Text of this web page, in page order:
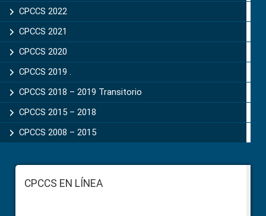
CPCCS 2022
CPCCS 2021
CPCCS 2020
CPCCS 2019 .
CPCCS 2018 – 2019 Transitorio
CPCCS 2015 – 2018
CPCCS 2008 – 2015
FooterCPCCS EN LÍNEA